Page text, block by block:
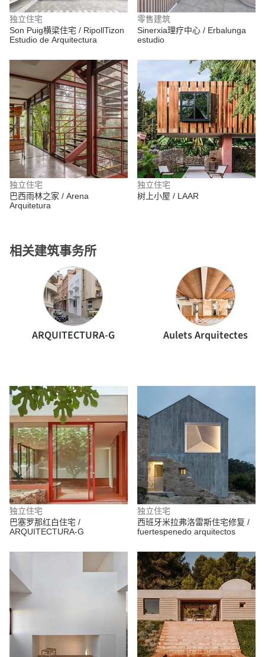
独立住宅
Son Puig横梁住宅 / RipollTizon
Estudio de Arquitectura
零售建筑
Sinerxia理疗中心 / Erbalunga
estudio
独立住宅
巴西雨林之家 / Arena
Arquitetura
相关建筑事务所
ARQUITECTURA-G Aulets Arquitectes
独立住宅
树上小屋 / LAAR
独立住宅
巴塞罗那红白住宅 /
ARQUITECTURA-G
独立住宅
西班牙米拉弗洛雷斯住宅修复 /
fuertespenedo arquitectos